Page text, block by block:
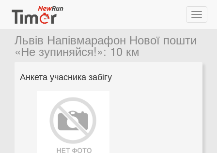
Львів Напівмарафон Нової пошти
«Не зупиняйся!»:10 км
Анкета учасника забігу